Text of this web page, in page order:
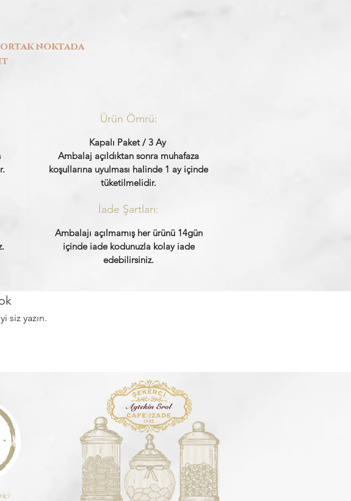
ortak noktada
Ürün Ömrü:
Kapalı Paket / 3 Ay
Ambalaj açıldıktan sonra muhafaza
koşullarına uyulması halinde 1 ay içinde
tüketilmelidir.
İade Şartları:
Ambalajı açılmamış her ürünü 14gün
içinde iade kodunuzla kolay iade
edebilirsiniz.
siz yazın.